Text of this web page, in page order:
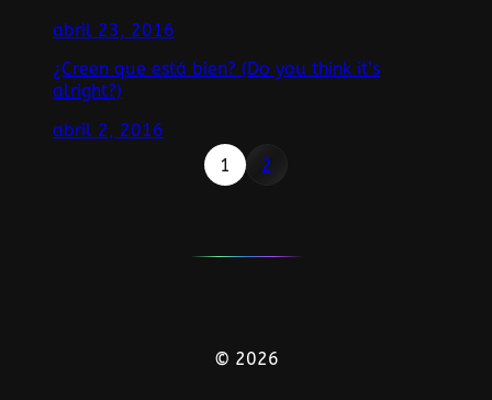
abril 23, 2016
¿Creen que está bien? (Do you think it’s
alright?)
abril 2, 2016
1
2
© 2026